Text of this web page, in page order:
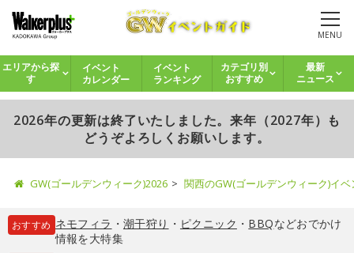
MENU
エリアから探
す
イベント
カレンダー
イベント
ランキング
カテゴリ別
おすすめ
最新
ニュース
2026年の更新は終了いたしました。来年（2027年）も
どうぞよろしくお願いします。
GW(ゴールデンウィーク)2026 関西のGW(ゴールデンウィーク)イ
おすすめ ネモフィラ ・ 潮干狩り ・ ピクニック ・ BBQなどおでかけ
情報を大特集